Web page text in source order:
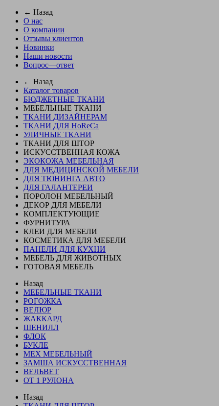
← Назад
О нас
О компании
Отзывы клиентов
Новинки
Наши новости
Вопрос—ответ
← Назад
Каталог товаров
БЮДЖЕТНЫЕ ТКАНИ
МЕБЕЛЬНЫЕ ТКАНИ
ТКАНИ ДИЗАЙНЕРАМ
ТКАНИ ДЛЯ HoReCa
УЛИЧНЫЕ ТКАНИ
ТКАНИ ДЛЯ ШТОР
ИСКУССТВЕННАЯ КОЖА
ЭКОКОЖА МЕБЕЛЬНАЯ
ДЛЯ МЕДИЦИНСКОЙ МЕБЕЛИ
ДЛЯ ТЮНИНГА АВТО
ДЛЯ ГАЛАНТЕРЕИ
ПОРОЛОН МЕБЕЛЬНЫЙ
ДЕКОР ДЛЯ МЕБЕЛИ
КОМПЛЕКТУЮЩИЕ
ФУРНИТУРА
КЛЕИ ДЛЯ МЕБЕЛИ
КОСМЕТИКА ДЛЯ МЕБЕЛИ
ПАНЕЛИ ДЛЯ КУХНИ
МЕБЕЛЬ ДЛЯ ЖИВОТНЫХ
ГОТОВАЯ МЕБЕЛЬ
Назад
МЕБЕЛЬНЫЕ ТКАНИ
РОГОЖКА
ВЕЛЮР
ЖАККАРД
ШЕНИЛЛ
ФЛОК
БУКЛЕ
МЕХ МЕБЕЛЬНЫЙ
ЗАМША ИСКУССТВЕННАЯ
ВЕЛЬВЕТ
ОТ 1 РУЛОНА
Назад